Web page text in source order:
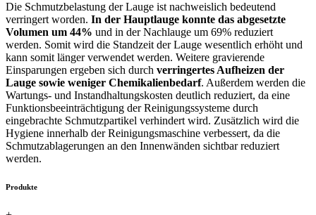
Die Schmutzbelastung der Lauge ist nachweislich bedeutend
verringert worden. In der Hauptlauge konnte das abgesetzte
Volumen um 44% und in der Nachlauge um 69% reduziert
werden. Somit wird die Standzeit der Lauge wesentlich erhöht und
kann somit länger verwendet werden. Weitere gravierende
Einsparungen ergeben sich durch verringertes Aufheizen der
Lauge sowie weniger Chemikalienbedarf. Außerdem werden die
Wartungs- und Instandhaltungskosten deutlich reduziert, da eine
Funktionsbeeinträchtigung der Reinigungssysteme durch
eingebrachte Schmutzpartikel verhindert wird. Zusätzlich wird die
Hygiene innerhalb der Reinigungsmaschine verbessert, da die
Schmutzablagerungen an den Innenwänden sichtbar reduziert
werden.
Produkte